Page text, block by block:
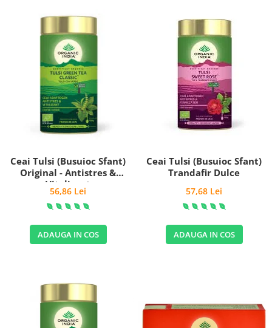
Ceai Tulsi (Busuioc Sfant)
Original - Antistres &
Vitalizant
56,86 Lei
ADAUGA IN COS
Ceai Tulsi (Busuioc Sfant)
Trandafir Dulce
57,68 Lei
ADAUGA IN COS